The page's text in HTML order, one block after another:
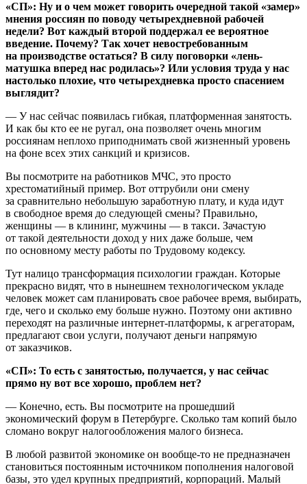
«СП»: Ну и о чем может говорить очередной такой «замер»
мнения россиян по поводу четырехдневной рабочей
недели? Вот каждый второй поддержал ее вероятное
введение. Почему? Так хочет невостребованным
на производстве остаться? В силу поговорки «лень-
матушка вперед нас родилась»? Или условия труда у нас
настолько плохие, что четырехдневка просто спасением
выглядит?
— У нас сейчас появилась гибкая, платформенная занятость.
И как бы кто ее не ругал, она позволяет очень многим
россиянам неплохо приподнимать свой жизненный уровень
на фоне всех этих санкций и кризисов.
Вы посмотрите на работников МЧС, это просто
хрестоматийный пример. Вот оттрубили они смену
за сравнительно небольшую заработную плату, и куда идут
в свободное время до следующей смены? Правильно,
женщины — в клининг, мужчины — в такси. Зачастую
от такой деятельности доход у них даже больше, чем
по основному месту работы по Трудовому кодексу.
Тут налицо трансформация психологии граждан. Которые
прекрасно видят, что в нынешнем технологическом укладе
человек может сам планировать свое рабочее время, выбирать,
где, чего и сколько ему больше нужно. Поэтому они активно
переходят на различные интернет-платформы, к агрегаторам,
предлагают свои услуги, получают деньги напрямую
от заказчиков.
«СП»: То есть с занятостью, получается, у нас сейчас
прямо ну вот все хорошо, проблем нет?
— Конечно, есть. Вы посмотрите на прошедший
экономический форум в Петербурге. Сколько там копий было
сломано вокруг налогообложения малого бизнеса.
В любой развитой экономике он вообще-то не предназначен
становиться постоянным источником пополнения налоговой
базы, это удел крупных предприятий, корпораций. Малый